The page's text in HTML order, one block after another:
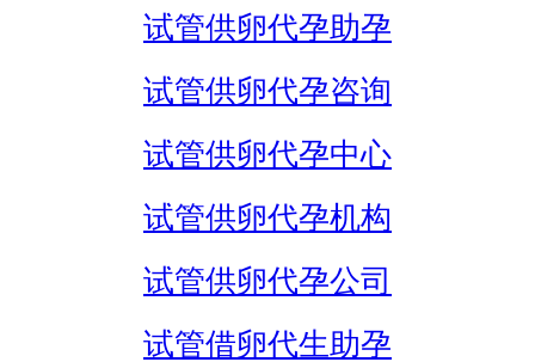
试管供卵代孕助孕
试管供卵代孕咨询
试管供卵代孕中心
试管供卵代孕机构
试管供卵代孕公司
试管借卵代生助孕